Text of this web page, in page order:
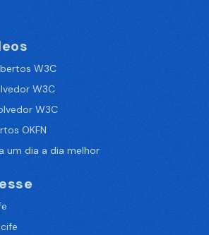
W3C
W3C
W3C
OKFN
um dia a dia melhor